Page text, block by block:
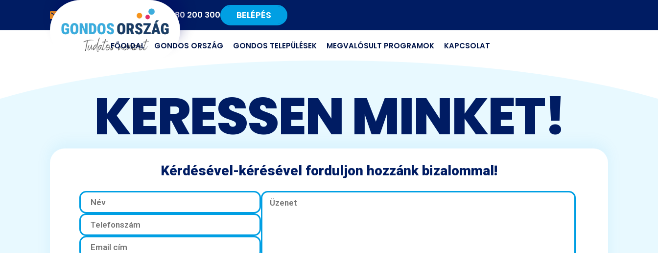
info@gondosorszag.hu 06 80 200 300 BELÉPÉS
FŐOLDAL GONDOS ORSZÁG GONDOS TELEPÜLÉSEK MEGVALÓSULT PROGRAMOK KAPCSOLAT
KERESSEN MINKET!
Kérdésével-kérésével forduljon hozzánk bizalommal!